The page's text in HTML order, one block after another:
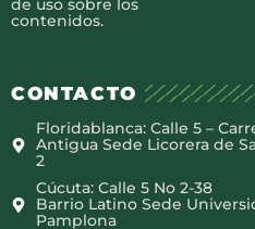
de uso sobre los
contenidos.
CONTACTO
Floridablanca: Calle 5 –
Antigua Sede Licorera de
2
Cúcuta: Calle 5 No 2-38
Barrio Latino Sede
Pamplona